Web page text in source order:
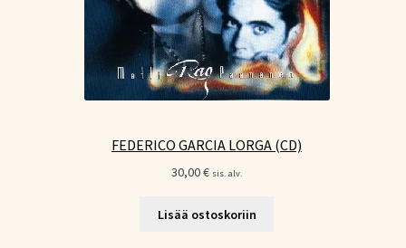
FEDERICO GARCIA LORGA (CD)
30,00€ sis. alv.
Lisää ostoskoriin